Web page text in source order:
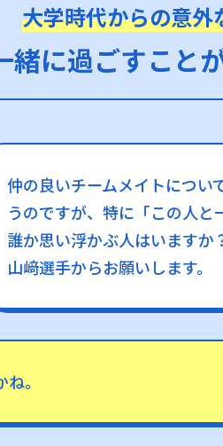
大学時代からの意外
緒に過ごすこと
仲の良いチームメイトについ
うのですが、特に「この人と
誰か思い浮かぶ人はいますか
山﨑選手からお願いします。
。